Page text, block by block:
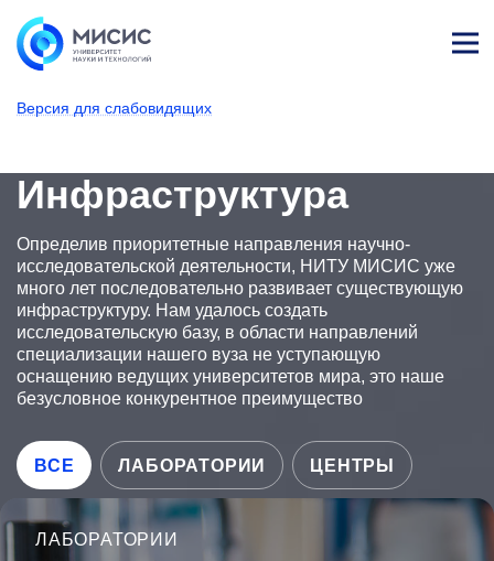
Версия для слабовидящих
т
Инфраструктура
Определив приоритетные направления научно-
исследовательской деятельности, НИТУ МИСИС уже
много лет последовательно развивает существующую
инфраструктуру. Нам удалось создать
исследовательскую базу, в области направлений
специализации нашего вуза не уступающую
оснащению ведущих университетов мира, это наше
безусловное конкурентное преимущество
ВСЕ ЛАБОРАТОРИИ ЦЕНТРЫ
ЛАБОРАТОРИИ